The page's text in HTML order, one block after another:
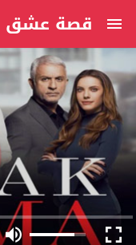
قصة عشق